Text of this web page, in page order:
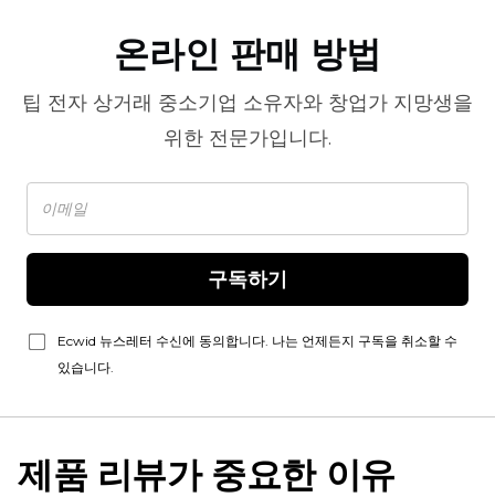
온라인 판매 방법
팁 전자 상거래 중소기업 소유자와 창업가 지망생을
위한 전문가입니다.
구독하기
Ecwid 뉴스레터 수신에 동의합니다. 나는 언제든지 구독을 취소할 수
있습니다.
제품 리뷰가 중요한 이유